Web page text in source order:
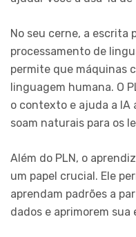
No seu cerne, a escrita
processamento de
permite que máquinas
linguagem humana. O
o contexto e ajuda a
soam naturais para os
Além do PLN, o
um papel crucial. Ele
aprendam padrões a
dados e aprimorem